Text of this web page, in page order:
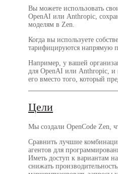
Вы можете использовать
OpenAI или Anthropic,
моделям в Zen.
Когда вы используете
тарифицируются напрямую
Например, у вашей
для OpenAI или Anthropic, и
его вместо того, который
Цели
Мы создали OpenCode Zen,
Сравнить лучшие
агентов для
Иметь доступ к вариантам
снижать